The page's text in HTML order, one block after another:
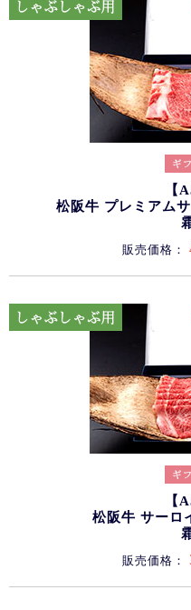
【
松阪牛 プレミアム
販売価格：
【
松阪牛 サーロ
販売価格：